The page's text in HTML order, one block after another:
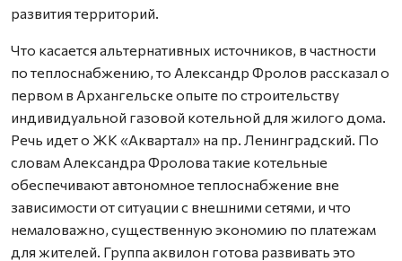
развития территорий.
Что касается альтернативных источников, в частности
по теплоснабжению, то Александр Фролов рассказал о
первом в Архангельске опыте по строительству
индивидуальной газовой котельной для жилого дома.
Речь идет о ЖК «Аквартал» на пр. Ленинградский. По
словам Александра Фролова такие котельные
обеспечивают автономное теплоснабжение вне
зависимости от ситуации с внешними сетями, и что
немаловажно, существенную экономию по платежам
для жителей. Группа аквилон готова развивать это